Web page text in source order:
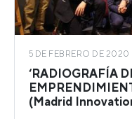
5 DE FEBRERO DE 2020
‘RADIOGRAFÍA
(Madrid